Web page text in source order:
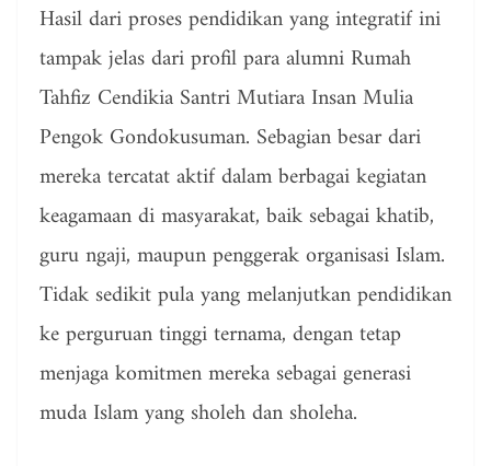
Hasil dari proses pendidikan yang integratif ini
tampak jelas dari profil para alumni Rumah
Tahfiz Cendikia Santri Mutiara Insan Mulia
Pengok Gondokusuman. Sebagian besar dari
mereka tercatat aktif dalam berbagai kegiatan
keagamaan di masyarakat, baik sebagai khatib,
guru ngaji, maupun penggerak organisasi Islam.
Tidak sedikit pula yang melanjutkan pendidikan
ke perguruan tinggi ternama, dengan tetap
menjaga komitmen mereka sebagai generasi
muda Islam yang sholeh dan sholeha.